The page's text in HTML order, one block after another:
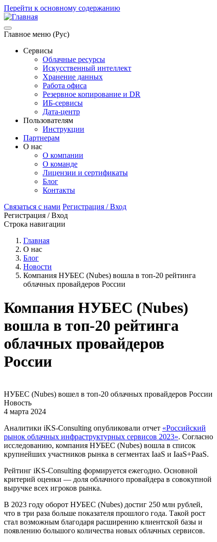
Перейти к основному содержанию
Главное меню (Рус)
Сервисы
Облачные ресурсы
Искусственный интеллект
Хранение данных
Работа офиса
Резервное копирование и DR
ИБ-сервисы
Дата-центр
Пользователям
Инструкции
Партнерам
О нас
О компании
О команде
Лицензии и сертификаты
Блог
Контакты
Связаться с нами Регистрация / Вход
Регистрация / Вход
Строка навигации
Главная
О нас
Блог
Новости
Компания НУБЕС (Nubes) вошла в топ-20 рейтинга
облачных провайдеров России
Компания НУБЕС (Nubes)
вошла в топ-20 рейтинга
облачных провайдеров
России
НУБЕС (Nubes) вошел в топ-20 облачных провайдеров России
Новость
4 марта 2024
Аналитики iKS-Consulting опубликовали отчет «Российский
рынок облачных инфраструктурных сервисов 2023». Согласно
исследованию, компания НУБЕС (Nubes) вошла в список
крупнейших участников рынка в сегментах IaaS и IaaS+PaaS.
Рейтинг iKS-Consulting формируется ежегодно. Основной
критерий оценки — доля облачного провайдера в совокупной
выручке всех игроков рынка.
В 2023 году оборот НУБЕС (Nubes) достиг 250 млн рублей,
что в три раза больше показателя прошлого года. Такой рост
стал возможным благодаря расширению клиентской базы и
появлению большого количества новых облачных сервисов.